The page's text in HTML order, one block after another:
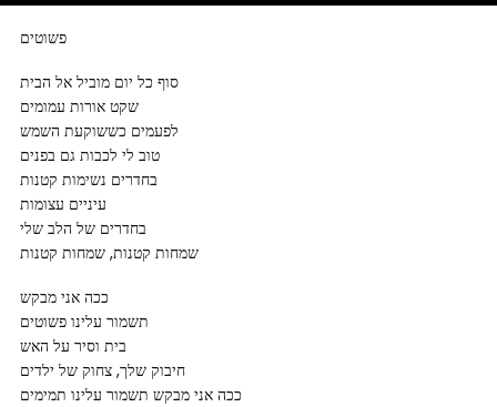
פשוטים
סוף כל יום מוביל אל הבית
שקט אורות עמומים
לפעמים כששוקעת השמש
טוב לי לכבות גם בפנים
בחדרים נשימות קטנות
עיניים עצומות
בחדרים של הלב שלי
שמחות קטנות, שמחות קטנות
ככה אני מבקש
תשמור עלינו פשוטים
בית וסיר על האש
חיבוק שלך, צחוק של ילדים
ככה אני מבקש תשמור עלינו תמימים